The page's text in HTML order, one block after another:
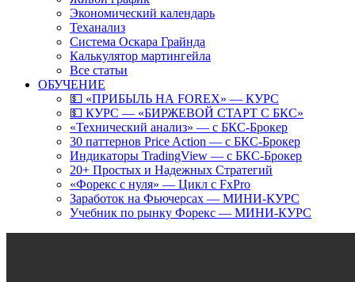
Экономический календарь
Теханализ
Система Оскара Грайнда
Калькулятор мартингейла
Все статьи
ОБУЧЕНИЕ
💵 «ПРИБЫЛЬ НА FOREX» — КУРС
💵 КУРС — «БИРЖЕВОЙ СТАРТ С БКС»
«Технический анализ» — с БКС-Брокер
30 паттернов Price Action — с БКС-Брокер
Индикаторы TradingView — с БКС-Брокер
20+ Простых и Надежных Стратегий
«Форекс с нуля» — Цикл с FxPro
Заработок на Фьючерсах — МИНИ-КУРС
Учебник по рынку Форекс — МИНИ-КУРС